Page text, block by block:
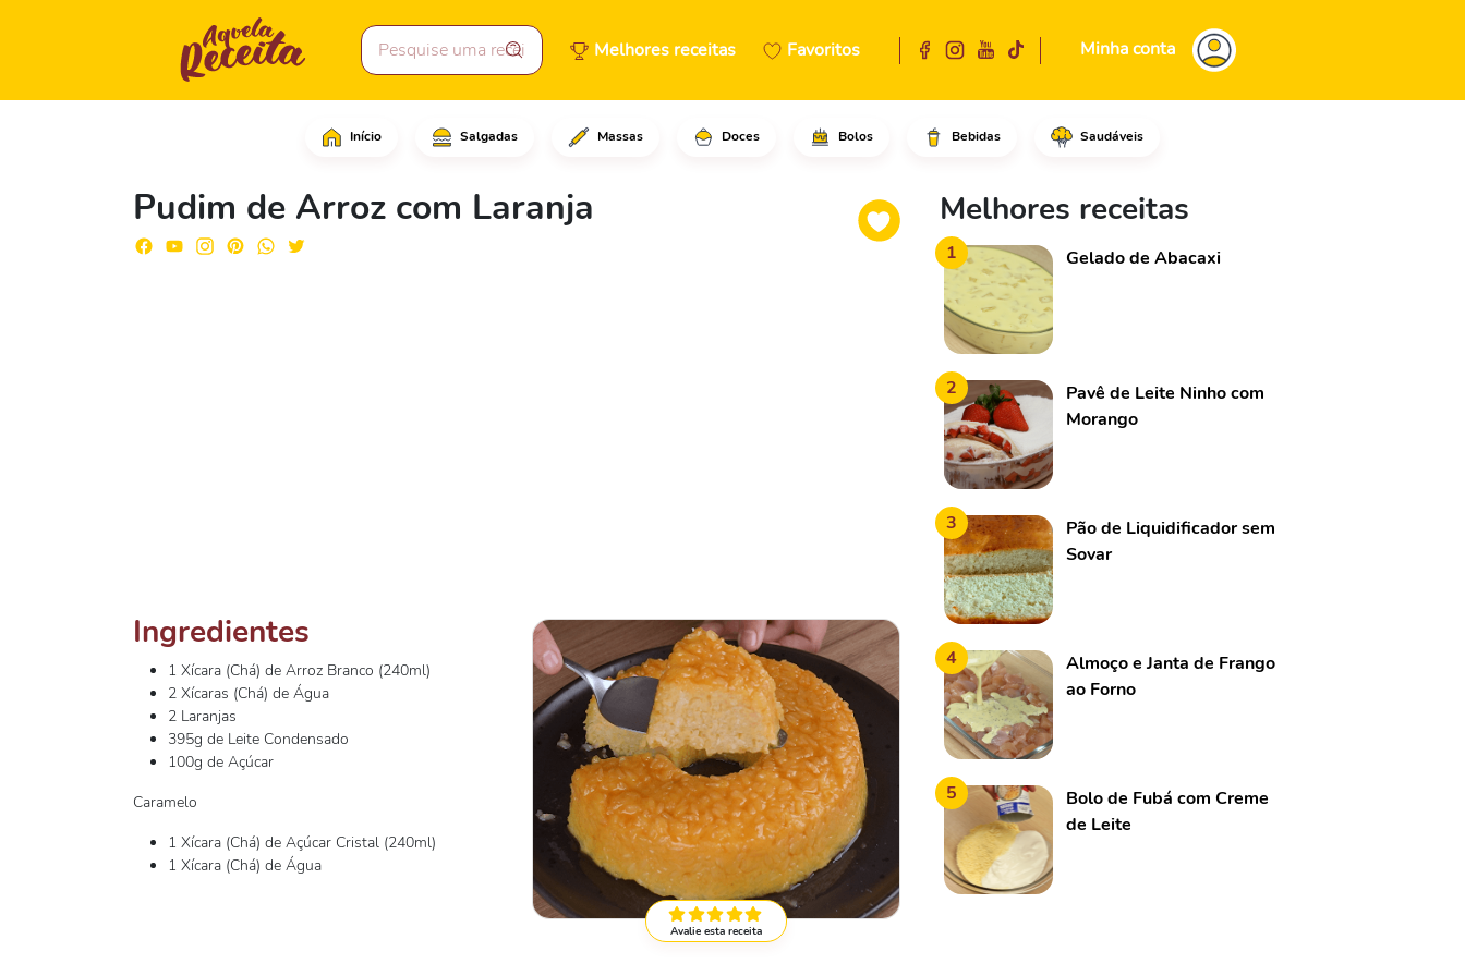
Melhores receitas Favoritos Minha conta
Início Salgadas Massas Doces Bolos Bebidas Saudáveis
Pudim de Arroz com Laranja
Em uma panela, adicione o arroz, a água e misture.Acenda o fogo em potência
Avalie esta receita
Ingredientes
1 Xícara (Chá) de Arroz Branco (240ml)
2 Xícaras (Chá) de Água
2 Laranjas
395g de Leite Condensado
100g de Açúcar
Caramelo
1 Xícara (Chá) de Açúcar Cristal (240ml)
1 Xícara (Chá) de Água
Melhores receitas
1 Gelado de Abacaxi
2
Pavê de Leite Ninho com
Morango
3
Pão de Liquidificador sem
Sovar
4
Almoço e Janta de Frango
ao Forno
5
Bolo de Fubá com Creme
de Leite